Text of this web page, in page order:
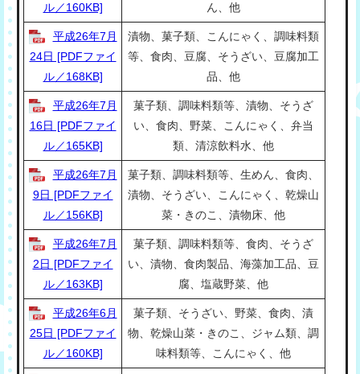
ル／160KB] ん、他
平成26年7月
24日 [PDFファイ
ル／168KB]
漬物、菓子類、こんにゃく、調味料類
等、食肉、豆腐、そうざい、豆腐加工
品、他
平成26年7月
16日 [PDFファイ
ル／165KB]
菓子類、調味料類等、漬物、そうざ
い、食肉、野菜、こんにゃく、弁当
類、清涼飲料水、他
平成26年7月
9日 [PDFファイ
ル／156KB]
菓子類、調味料類等、生めん、食肉、
漬物、そうざい、こんにゃく、乾燥山
菜・きのこ、漬物床、他
平成26年7月
2日 [PDFファイ
ル／163KB]
菓子類、調味料類等、食肉、そうざ
い、漬物、食肉製品、海藻加工品、豆
腐、塩蔵野菜、他
平成26年6月
25日 [PDFファイ
ル／160KB]
菓子類、そうざい、野菜、食肉、漬
物、乾燥山菜・きのこ、ジャム類、調
味料類等、こんにゃく、他